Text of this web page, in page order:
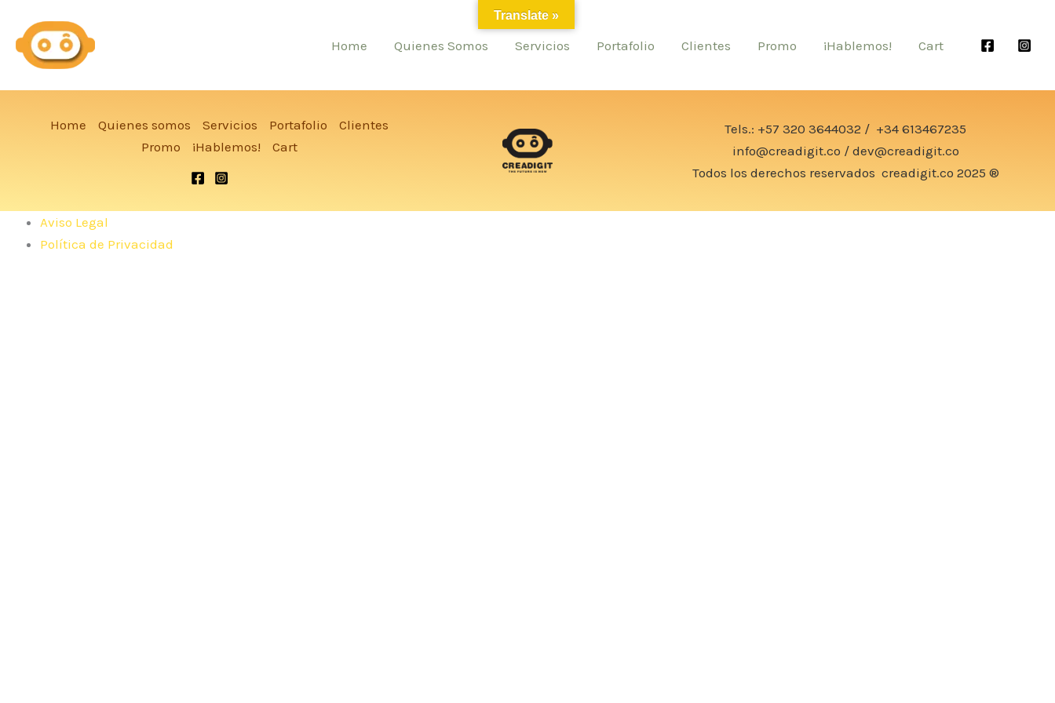
contenido
Home Quienes Somos Servicios Portafolio Clientes Promo ¡Hablemos! Cart
Home Quienes somos Servicios Portafolio
Clientes
Promo
¡Hablemos! Cart
Tels.: +57 320 3644032 / +34 613467235
info@creadigit.co / dev@creadigit.co
Todos los derechos reservados creadigit.co 2025 ®
Translate »
Aviso Legal
Política de Privacidad